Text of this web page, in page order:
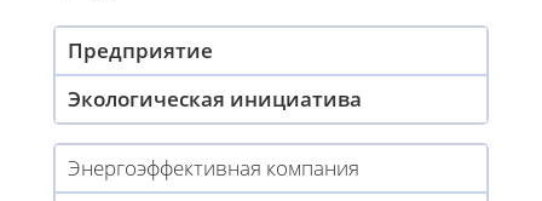
Предприятие
Экологическая инициатива
Энергоэффективная компания